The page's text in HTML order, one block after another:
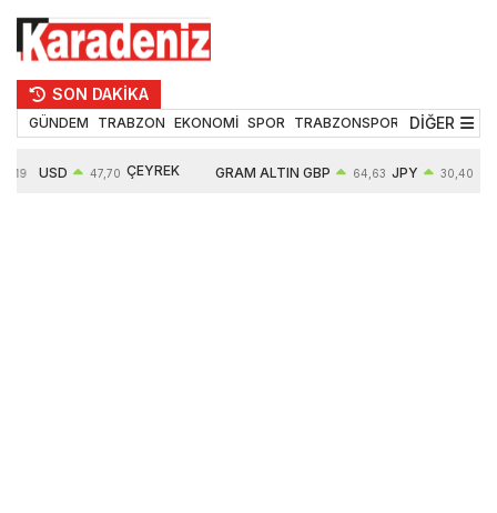
SON DAKİKA
GÜNDEM TRABZON EKONOMİ SPOR TRABZONSPOR TEKNOLOJİ
DİĞER
USD 47,70 ÇEYREK GRAM ALTIN GBP 64,63 JPY 30,40